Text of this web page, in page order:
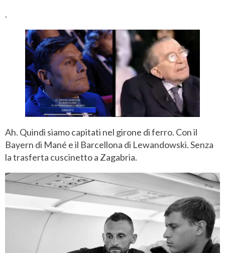
.
Ah. Quindi siamo capitati nel girone di ferro. Con il
Bayern di Mané e il Barcellona di Lewandowski. Senza
la trasferta cuscinetto a Zagabria.